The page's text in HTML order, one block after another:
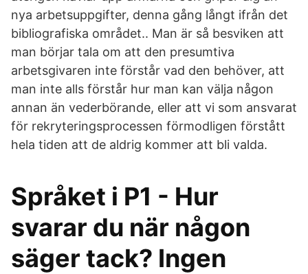
nya arbetsuppgifter, denna gång långt ifrån det
bibliografiska området.. Man är så besviken att
man börjar tala om att den presumtiva
arbetsgivaren inte förstår vad den behöver, att
man inte alls förstår hur man kan välja någon
annan än vederbörande, eller att vi som ansvarat
för rekryteringsprocessen förmodligen förstått
hela tiden att de aldrig kommer att bli valda.
Språket i P1 - Hur
svarar du när någon
säger tack? Ingen